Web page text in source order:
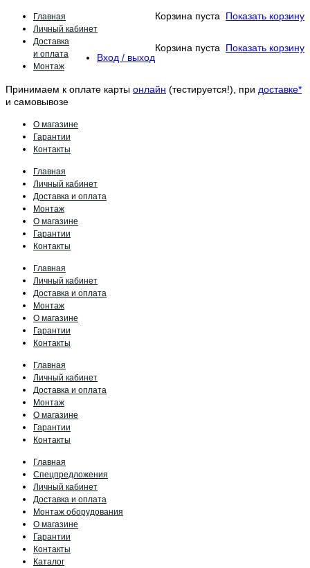
Корзина пуста Показать корзину
Корзина пуста
Показать корзину
Вход / выход
Принимаем к оплате карты онлайн (тестируется!), при доставке*
и самовывозе
Главная
Личный кабинет
Доставка
и оплата
Монтаж
О магазине
Гарантии
Контакты
Главная
Личный кабинет
Доставка и оплата
Монтаж
О магазине
Гарантии
Контакты
Главная
Личный кабинет
Доставка и оплата
Монтаж
О магазине
Гарантии
Контакты
Главная
Личный кабинет
Доставка и оплата
Монтаж
О магазине
Гарантии
Контакты
Главная
Спецпредложения
Личный кабинет
Доставка и оплата
Монтаж оборудования
О магазине
Гарантии
Контакты
Каталог